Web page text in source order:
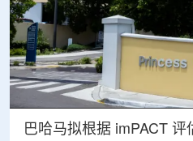
巴哈马拟根据 imPACT